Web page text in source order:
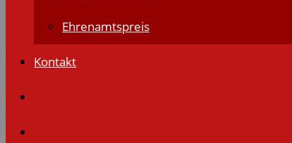
Ehrenamtspreis
Kontakt